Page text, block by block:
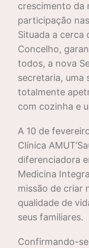
crescimento da
participação
Situada a cerca
Concelho,
todos, a nova
secretaria, uma
totalmente
com cozinha e
A 10 de
Clínica
diferenciadora
Medicina
missão de criar
qualidade de
seus familiares.
Confirmando-